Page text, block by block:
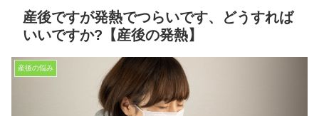
産後ですが発熱でつらいです、どうすれば
いいですか?【産後の発熱】
産後の悩み